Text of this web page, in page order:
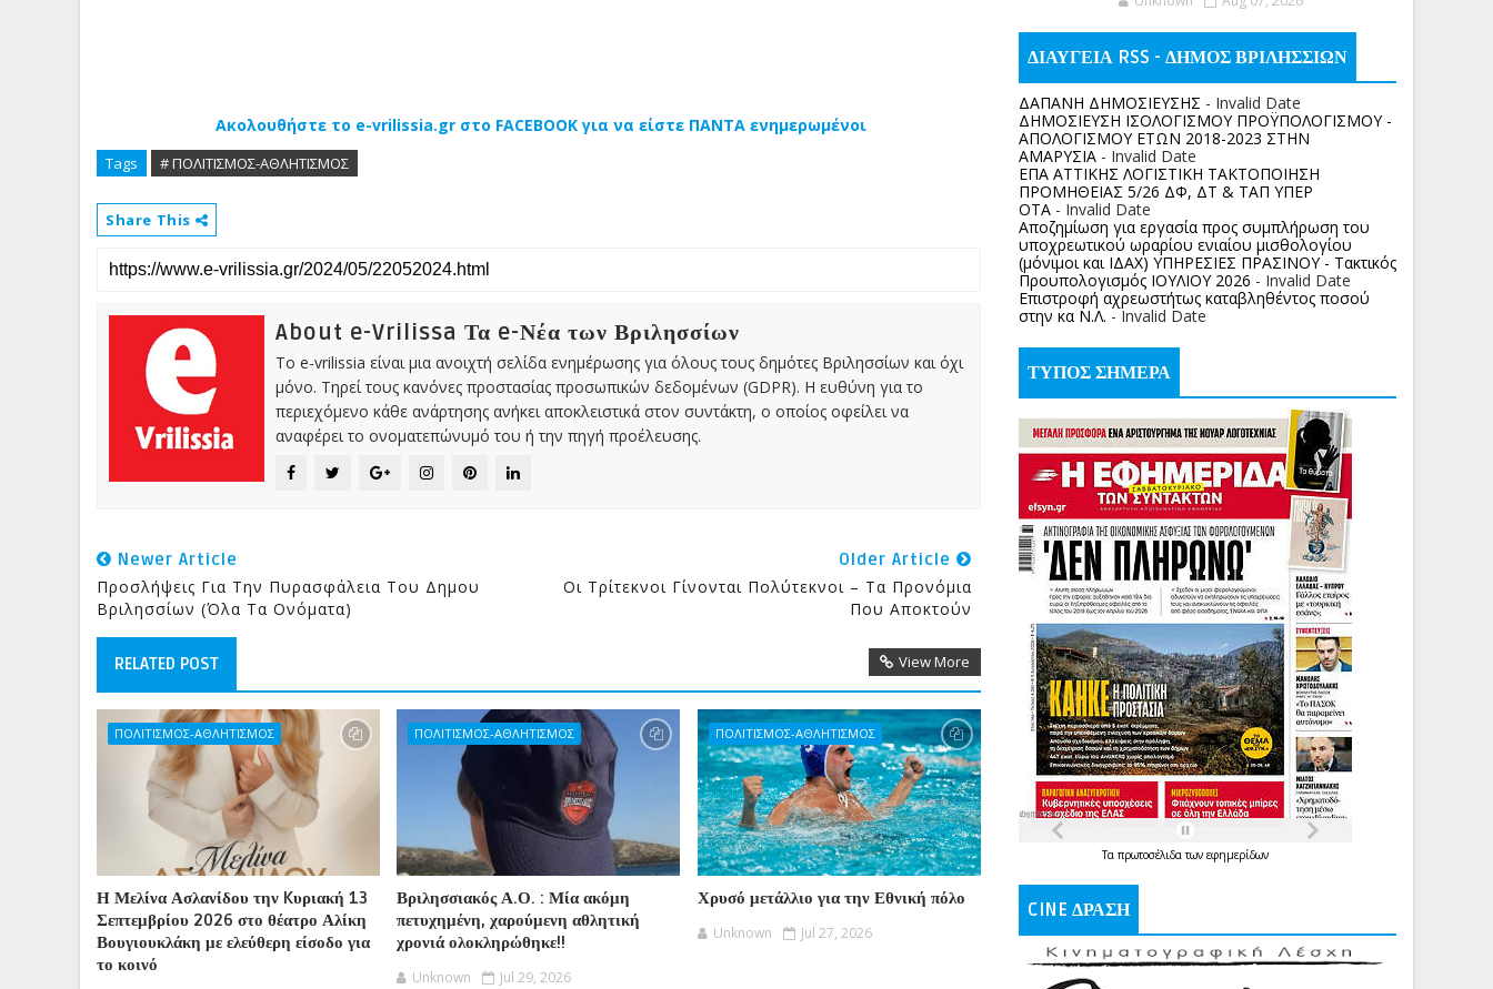
Ακολουθήστε το e-vrilissia.gr στο FACEBOOK για να είστε ΠΑΝΤΑ ενημερωμένοι
Tags # ΠΟΛΙΤΙΣΜΟΣ-ΑΘΛΗΤΙΣΜΟΣ
Share This
About e-Vrilissa Τα e-Νέα των Βριλησσίων
Το e-vrilissia είναι μια ανοιχτή σελίδα ενημέρωσης για όλους τους δημότες Βριλησσίων και όχι
μόνο. Τηρεί τους κανόνες προστασίας προσωπικών δεδομένων (GDPR). Η ευθύνη για το
περιεχόμενο κάθε ανάρτησης ανήκει αποκλειστικά στον συντάκτη, ο οποίος οφείλει να
αναφέρει το ονοματεπώνυμό του ή την πηγή προέλευσης.
Newer Article
Προσλήψεις Για Την Πυρασφάλεια Του Δημου
Βριλησσίων (Όλα Τα Ονόματα)
Older Article
Οι Τρίτεκνοι Γίνονται Πολύτεκνοι – Τα Προνόμια
Που Αποκτούν
RELATED POST View More
ΠΟΛΙΤΙΣΜΟΣ-ΑΘΛΗΤΙΣΜΟΣ
Η Μελίνα Ασλανίδου την Kυριακή 13
Σεπτεμβρίου 2026 στο θέατρο Αλίκη
Βουγιουκλάκη με ελεύθερη είσοδο για
το κοινό
ΠΟΛΙΤΙΣΜΟΣ-ΑΘΛΗΤΙΣΜΟΣ
Βριλησσιακός Α.Ο. : Μία ακόμη
πετυχημένη, χαρούμενη αθλητική
χρονιά ολοκληρώθηκε!!
Unknown Jul 29, 2026
ΠΟΛΙΤΙΣΜΟΣ-ΑΘΛΗΤΙΣΜΟΣ
Χρυσό μετάλλιο για την Εθνική πόλο
Unknown Jul 27, 2026
ΔΙΑΥΓΕΙΑ RSS - ΔΗΜΟΣ ΒΡΙΛΗΣΣΙΩΝ
ΔΑΠΑΝΗ ΔΗΜΟΣΙΕΥΣΗΣ - Invalid Date
ΔΗΜΟΣΙΕΥΣΗ ΙΣΟΛΟΓΙΣΜΟΥ ΠΡΟΫΠΟΛΟΓΙΣΜΟΥ -
ΑΠΟΛΟΓΙΣΜΟΥ ΕΤΩΝ 2018-2023 ΣΤΗΝ
ΑΜΑΡΥΣΙΑ - Invalid Date
ΕΠΑ ΑΤΤΙΚΗΣ ΛΟΓΙΣΤΙΚΗ ΤΑΚΤΟΠΟΙΗΣΗ
ΠΡΟΜΗΘΕΙΑΣ 5/26 ΔΦ, ΔΤ & ΤΑΠ ΥΠΕΡ
ΟΤΑ - Invalid Date
Αποζημίωση για εργασία προς συμπλήρωση του
υποχρεωτικού ωραρίου ενιαίου μισθολογίου
(μόνιμοι και ΙΔΑΧ) ΥΠΗΡΕΣΙΕΣ ΠΡΑΣΙΝΟΥ - Τακτικός
Προυπολογισμός ΙΟΥΛΙΟΥ 2026 - Invalid Date
Επιστροφή αχρεωστήτως καταβληθέντος ποσoύ
στην κα Ν.Λ. - Invalid Date
ΤΥΠΟΣ ΣΗΜΕΡΑ
Τα πρωτοσέλιδατων εφημερίδων
CINE ΔΡΑΣΗ